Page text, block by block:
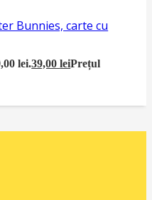
Bunnies, carte cu
lei.39,00leiPrețul